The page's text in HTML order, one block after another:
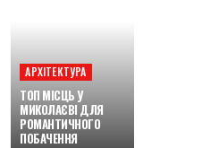
АРХІТЕКТУРА
ТОП МІСЦЬ У
МИКОЛАЄВІ ДЛЯ
РОМАНТИЧНОГО
ПОБАЧЕННЯ